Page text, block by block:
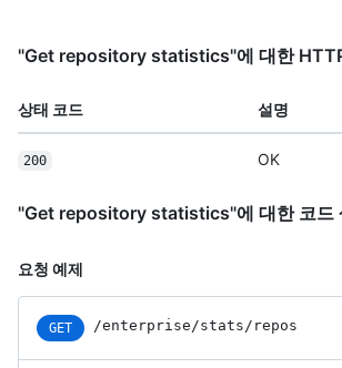
"Get repository statistics"에 대한
상태 코드 설명
200 OK
"Get repository statistics"에 대한 코드
요청 예제
GET /enterprise/stats/repos